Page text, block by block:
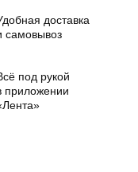
доставка
самовывоз
под рукой
приложении